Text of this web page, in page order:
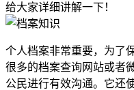
给大家详细讲解一下！
个人档案非常重要，为了
很多的档案查询网站或者
公民进行有效沟通。它还